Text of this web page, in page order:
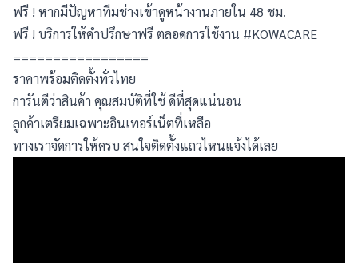
ฟรี ! หากมีปัญหาทีมช่างเข้าดูหน้างานภายใน 48 ชม.
ฟรี ! บริการให้คำปรึกษาฟรี ตลอดการใช้งาน #KOWACARE
=================
ราคาพร้อมติดตั้งทั่วไทย
การันตีว่าสินค้า คุณสมบัติที่ใช้ ดีที่สุดแน่นอน
ลูกค้าเตรียมเฉพาะอินเทอร์เน็ตที่เหลือ
ทางเราจัดการให้ครบ สนใจติดตั้งแถวไหนแจ้งได้เลย